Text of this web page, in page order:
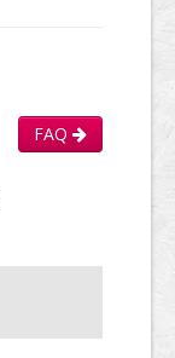
FAQ